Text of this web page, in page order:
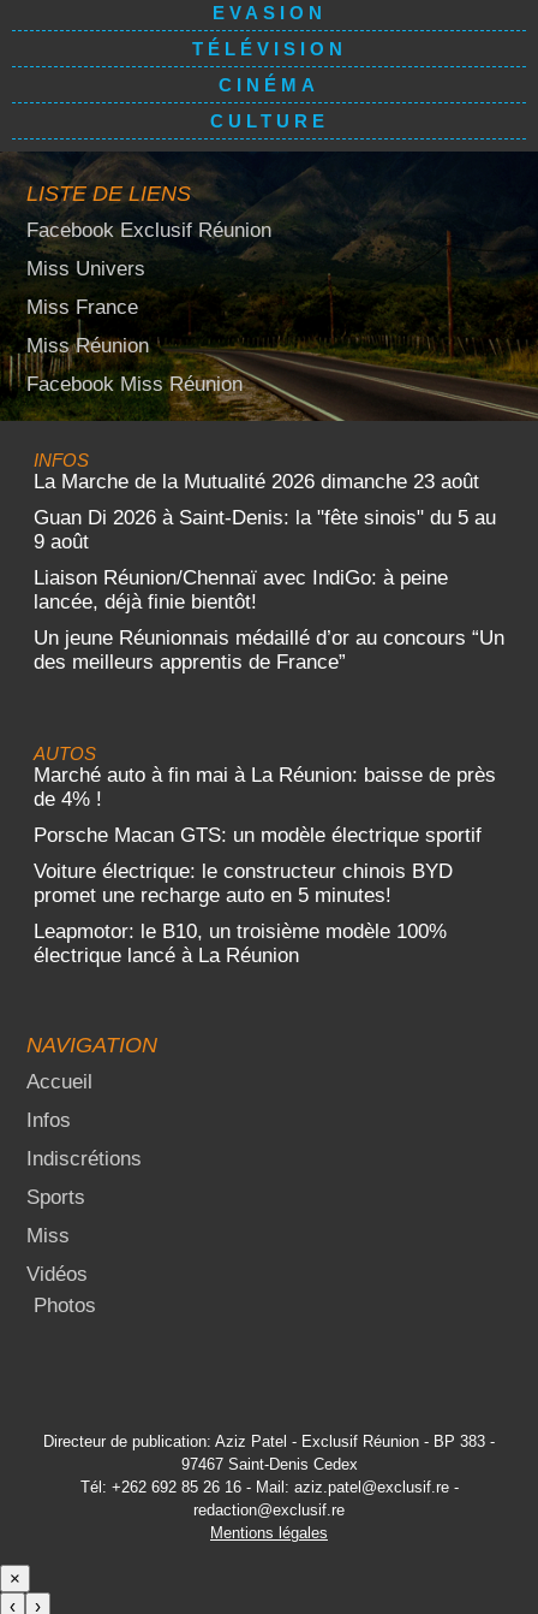
EVASION
TÉLÉVISION
CINÉMA
CULTURE
LISTE DE LIENS
Facebook Exclusif Réunion
Miss Univers
Miss France
Miss Réunion
Facebook Miss Réunion
INFOS
La Marche de la Mutualité 2026 dimanche 23 août
Guan Di 2026 à Saint-Denis: la "fête sinois" du 5 au
9 août
Liaison Réunion/Chennaï avec IndiGo: à peine
lancée, déjà finie bientôt!
Un jeune Réunionnais médaillé d’or au concours “Un
des meilleurs apprentis de France”
AUTOS
Marché auto à fin mai à La Réunion: baisse de près
de 4% !
Porsche Macan GTS: un modèle électrique sportif
Voiture électrique: le constructeur chinois BYD
promet une recharge auto en 5 minutes!
Leapmotor: le B10, un troisième modèle 100%
électrique lancé à La Réunion
NAVIGATION
Accueil
Infos
Indiscrétions
Sports
Miss
Vidéos
Photos
Directeur de publication: Aziz Patel - Exclusif Réunion - BP 383 -
97467 Saint-Denis Cedex
Tél: +262 692 85 26 16 - Mail: aziz.patel@exclusif.re -
redaction@exclusif.re
Mentions légales
×
‹
›